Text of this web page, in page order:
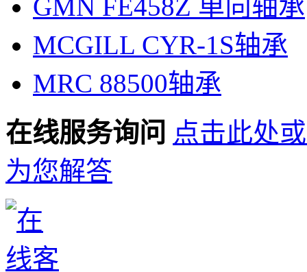
GMN FE458Z 单向轴承
MCGILL CYR-1S轴承
MRC 88500轴承
在线服务询问 点击此处
为您解答